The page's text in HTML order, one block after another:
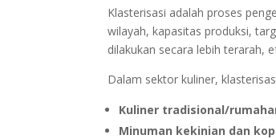
Klasterisasi adalah proses
wilayah, kapasitas produksi,
dilakukan secara lebih terarah,
Dalam sektor kuliner,
Kuliner tradisional/
Minuman kekinian dan